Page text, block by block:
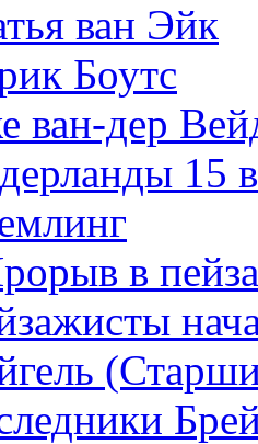
ван Эйк
Боутс
ван-дер
15
в